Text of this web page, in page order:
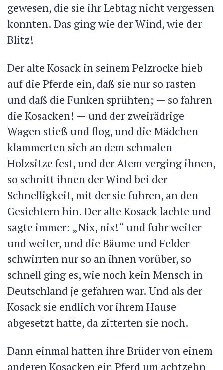
gewesen, die sie ihr Lebtag nicht vergessen
konnten. Das ging wie der Wind, wie der
Blitz!
Der alte Kosack in seinem Pelzrocke hieb
auf die Pferde ein, daß sie nur so rasten
und daß die Funken sprühten; — so fahren
die Kosacken! — und der zweirädrige
Wagen stieß und flog, und die Mädchen
klammerten sich an dem schmalen
Holzsitze fest, und der Atem verging ihnen,
so schnitt ihnen der Wind bei der
Schnelligkeit, mit der sie fuhren, an den
Gesichtern hin. Der alte Kosack lachte und
sagte immer: „Nix, nix!“ und fuhr weiter
und weiter, und die Bäume und Felder
schwirrten nur so an ihnen vorüber, so
schnell ging es, wie noch kein Mensch in
Deutschland je gefahren war. Und als der
Kosack sie endlich vor ihrem Hause
abgesetzt hatte, da zitterten sie noch.
Dann einmal hatten ihre Brüder von einem
anderen Kosacken ein Pferd um achtzehn